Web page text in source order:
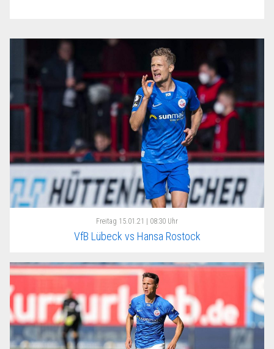
Freitag 15.01.21 | 08:30 Uhr
VfB Lübeck vs Hansa Rostock